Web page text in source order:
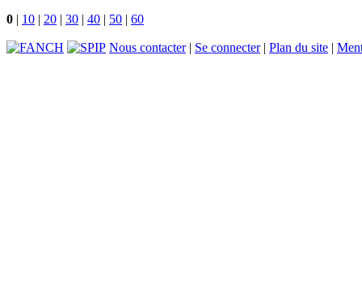
0 | 10 | 20 | 30 | 40 | 50 | 60
Nous contacter| Se connecter| Plan du site |